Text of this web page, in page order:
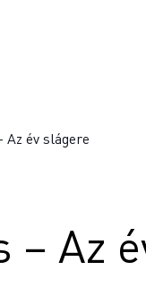
Az év slágere
– Az